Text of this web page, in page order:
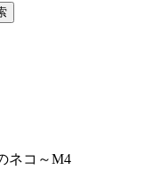
ネコ～M4